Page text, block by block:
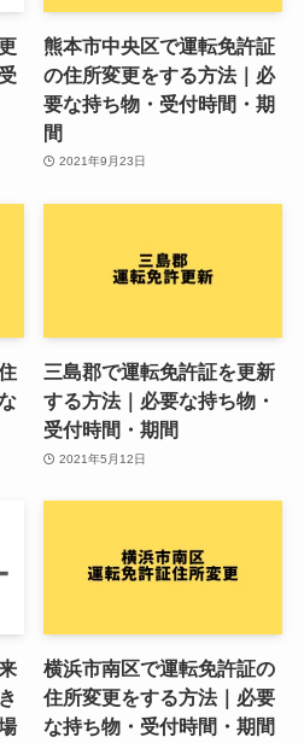
熊本市中央区で運転免許証
の住所変更をする方法｜必
要な持ち物・受付時間・期
間
2021年9月23日
三島郡で運転免許証を更新
する方法｜必要な持ち物・
受付時間・期間
2021年5月12日
横浜市南区で運転免許証の
住所変更をする方法｜必要
な持ち物・受付時間・期間